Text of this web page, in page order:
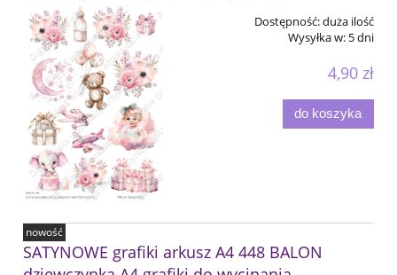
Dostępność:duża ilość
Wysyłka w: 5 dni
4,90 zł
do koszyka
SATYNOWE grafiki arkusz A4 448 BALON
nowość